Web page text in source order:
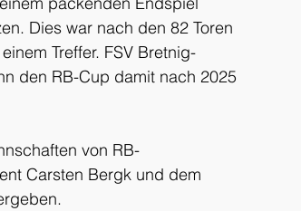
Dies war nach den 82 Toren
Treffer. FSV Bretnig-
den RB-Cup damit nach 2025
von RB-
Carsten Bergk und dem